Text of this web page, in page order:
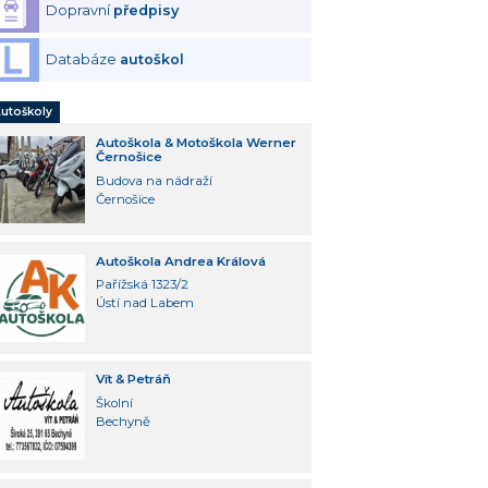
Dopravní předpisy
Databáze autoškol
Autoškola & Motoškola Werner
Černošice
Budova na nádraží
Černošice
Autoškola Andrea Králová
Pařížská 1323/2
Ústí nad Labem
Vít & Petráň
Školní
Bechyně